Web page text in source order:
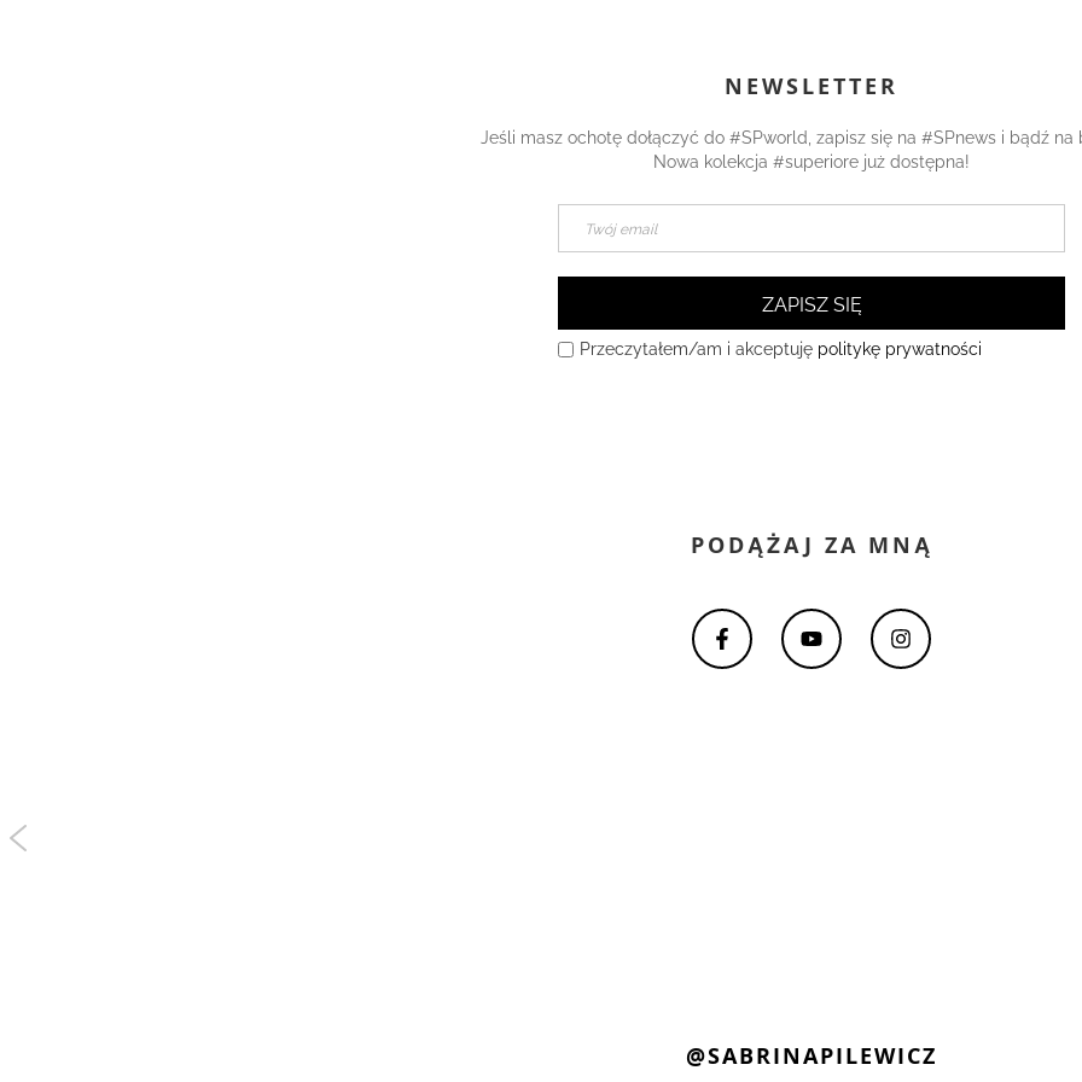
NEWSLETTER
Jeśli masz ochotę dołączyć do #SPworld, zapisz się na #SPnews i bądź na
Nowa kolekcja #superiore już dostępna!
ZAPISZ SIĘ
Przeczytałem/am i akceptuję politykę prywatności
PODĄŻAJ ZA MNĄ
@SABRINAPILEWICZ